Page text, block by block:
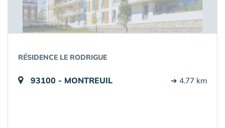
RÉSIDENCE LE RODRIGUE
93100 - MONTREUIL ➔ 4.77 km